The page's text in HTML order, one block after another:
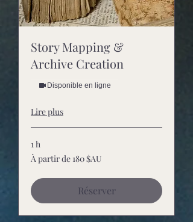
Story Mapping &
Archive Creation
Disponible en ligne
Lire plus
1 h
À
partir
dollars
australiens
À partir de 180 $AU
Réserver